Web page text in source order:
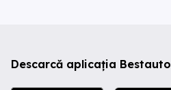
Descarcă aplicația Bestauto